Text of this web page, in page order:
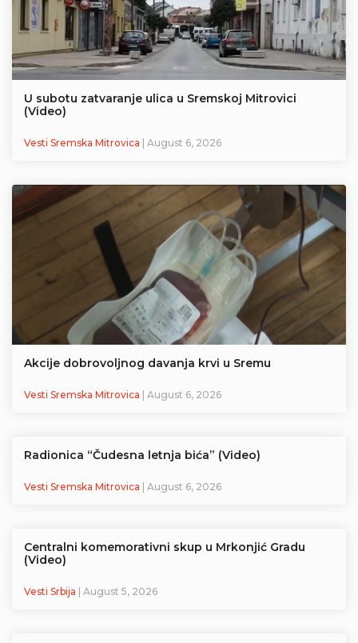
U subotu zatvaranje ulica u Sremskoj Mitrovici
(Video)
Vesti Sremska Mitrovica | August 6, 2026
Akcije dobrovoljnog davanja krvi u Sremu
Vesti Sremska Mitrovica | August 6, 2026
Radionica “Čudesna letnja bića” (Video)
Vesti Sremska Mitrovica | August 6, 2026
Centralni komemorativni skup u Mrkonjić Gradu
(Video)
Vesti Srbija | August 5, 2026